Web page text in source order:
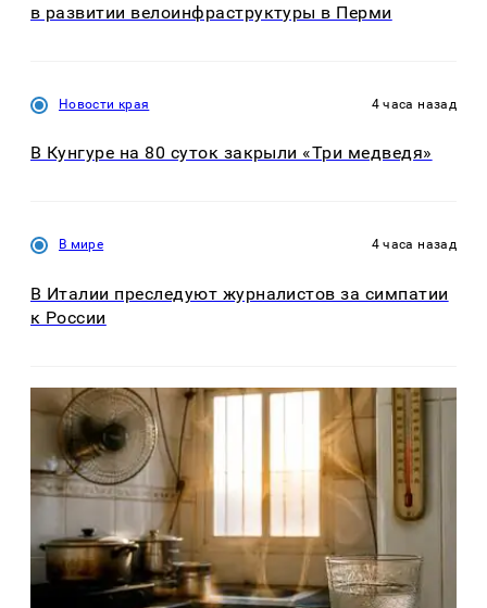
в развитии велоинфраструктуры в Перми
Новости края 4 часа назад
В Кунгуре на 80 суток закрыли «Три медведя»
В мире 4 часа назад
В Италии преследуют журналистов за симпатии
к России